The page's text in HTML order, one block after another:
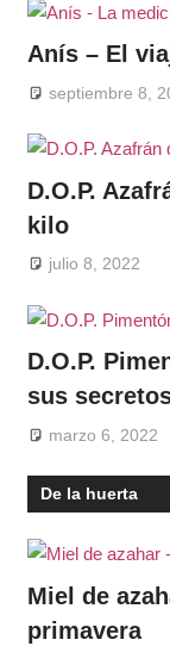
Anís – El
septiembre 8,
D.O.P.
kilo
julio 8, 2022
D.O.P.
sus
marzo 6, 2022
De la huerta
Miel de
primavera